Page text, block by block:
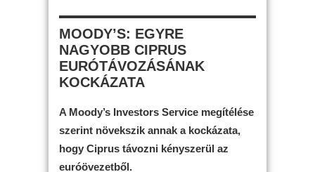
MOODY’S: EGYRE
NAGYOBB CIPRUS
EURÓTÁVOZÁSÁNAK
KOCKÁZATA
A Moody’s Investors Service megítélése
szerint növekszik annak a kockázata,
hogy Ciprus távozni kényszerül az
euróövezetből.